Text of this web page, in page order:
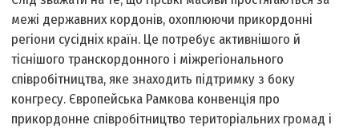
межі державних кордонів, охоплюючи прикордонні
регіони сусідніх країн. Це потребує активнішого й
тіснішого транскордонного і міжрегіонального
співробітництва, яке знаходить підтримку з боку
конгресу. Європейська Рамкова конвенція про
прикордонне співробітництво територіальних громад і